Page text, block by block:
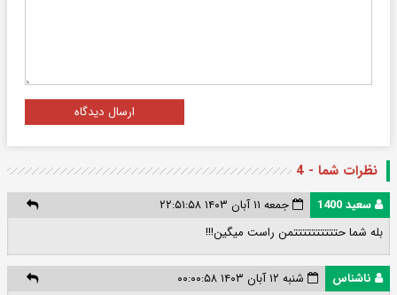
ارسال دیدگاه
نظرات شما - 4
سعید 1400
جمعه ۱۱ آبان ۱۴۰۳ ۲۲:۵۱:۵۸
بله شما حتتتتتتتتتتمن راست میگین!!!
ناشناس
شنبه ۱۲ آبان ۱۴۰۳ ۰۰:۰۰:۵۸